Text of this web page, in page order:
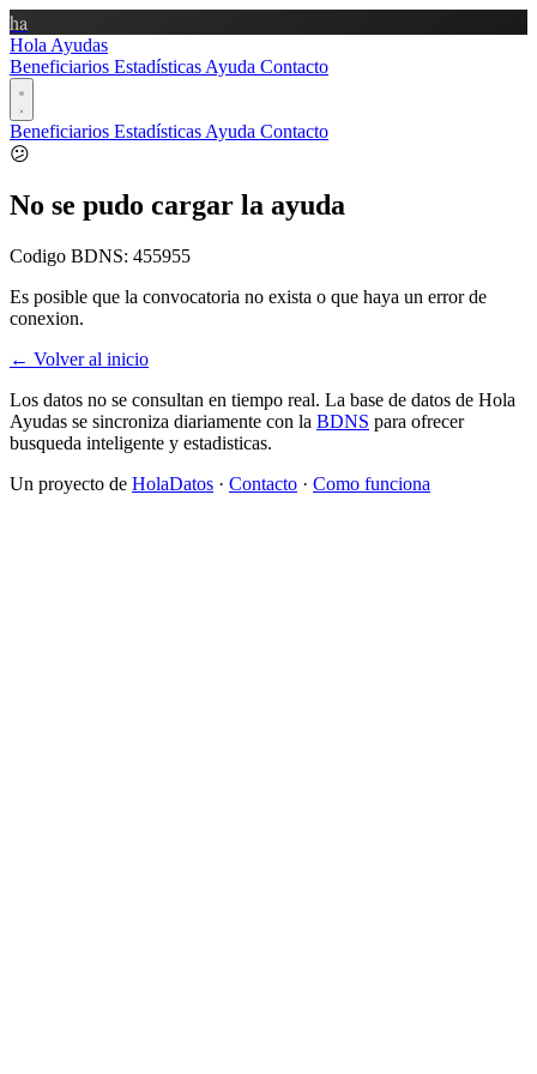
ha
Hola Ayudas
Beneficiarios Estadísticas Ayuda Contacto
Beneficiarios Estadísticas Ayuda Contacto
😕
No se pudo cargar la ayuda
Codigo BDNS: 455955
Es posible que la convocatoria no exista o que haya un error de
conexion.
← Volver al inicio
Los datos no se consultan en tiempo real. La base de datos de Hola
Ayudas se sincroniza diariamente con la BDNS para ofrecer
busqueda inteligente y estadisticas.
Un proyecto de HolaDatos · Contacto · Como funciona